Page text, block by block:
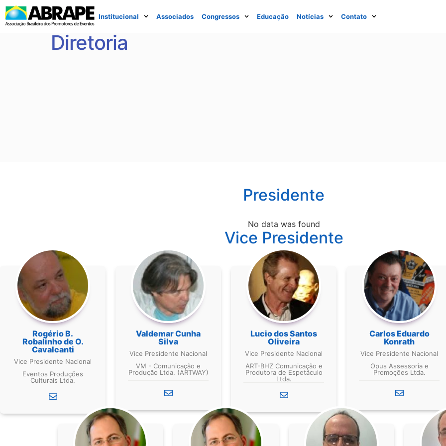
Institucional Associados Congressos Educação Notícias Contato
Diretoria
Presidente
No data was found
Vice Presidente
Rogério B.
Robalinho de O.
Cavalcanti
Vice Presidente Nacional
Eventos Produções
Culturais Ltda.
Valdemar Cunha
Silva
Vice Presidente Nacional
VM - Comunicação e
Produção Ltda. (ARTWAY)
Lucio dos Santos
Oliveira
Vice Presidente Nacional
ART-BHZ Comunicação e
Produtora de Espetáculo
Ltda.
Carlos Eduardo
Konrath
Vice Presidente Nacional
Opus Assessoria e
Promoções Ltda.